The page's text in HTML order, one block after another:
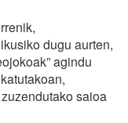
ikusiko dugu aurten,
agindu
saioa